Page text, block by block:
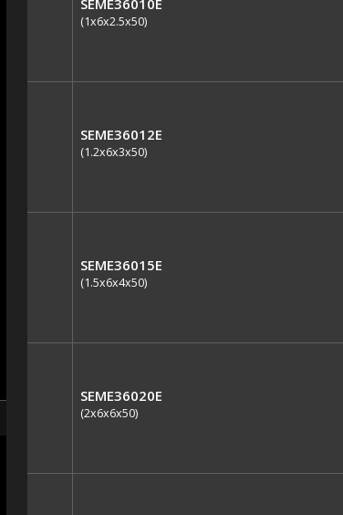
(1x6x2.5x50)
SEME36012E
(1.2x6x3x50)
SEME36015E
(1.5x6x4x50)
SEME36020E
(2x6x6x50)